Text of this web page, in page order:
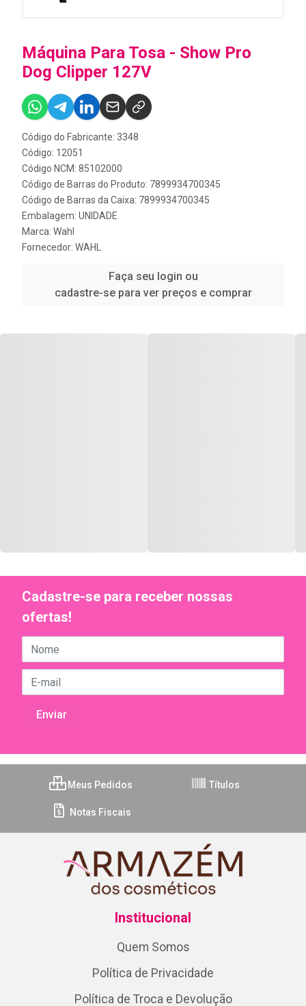
Máquina Para Tosa - Show Pro
Dog Clipper 127V
Código do Fabricante: 3348
Código: 12051
Código NCM: 85102000
Código de Barras do Produto: 7899934700345
Código de Barras da Caixa: 7899934700345
Embalagem: UNIDADE
Marca: Wahl
Fornecedor: WAHL
Faça seu login ou
cadastre-se para ver preços e comprar
Cadastre-se para receber nossas
ofertas!
Meus Pedidos Títulos
Notas Fiscais
Institucional
Quem Somos
Política de Privacidade
Política de Troca e Devolução